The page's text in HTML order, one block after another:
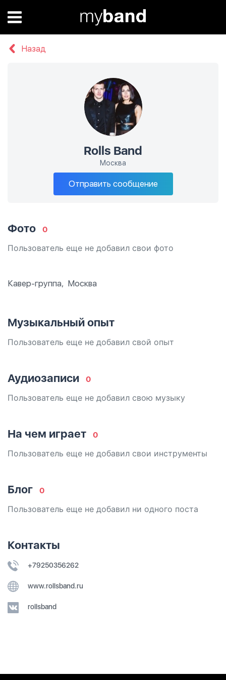
Назад
Rolls Band
Москва
Отправить сообщение
Фото 0
Пользователь еще не добавил свои фото
Кавер-группа,  Москва
Музыкальный опыт
Пользователь еще не добавил свой опыт
Аудиозаписи 0
Пользователь еще не добавил свою музыку
На чем играет 0
Пользователь еще не добавил свои инструменты
Блог 0
Пользователь еще не добавил ни одного поста
Контакты
+79250356262
www.rollsband.ru
rollsband